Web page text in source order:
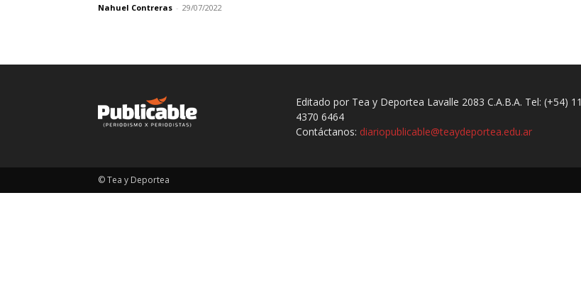
Nahuel Contreras - 29/07/2022
Editado por Tea y Deportea Lavalle 2083 C.A.B.A. Tel: (+54) 11
4370 6464
Contáctanos: diariopublicable@teaydeportea.edu.ar
© Tea y Deportea